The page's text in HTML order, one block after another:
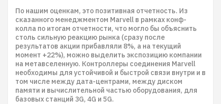
По нашим оценкам, это позитивная отчетность. Из
сказанного менеджментом Marvell в рамках конф-
колла по итогам отчетности, что могло бы объяснить
столь сильную реакцию рынка (сразу после
результатов акции прибавляли 8%, а на текущий
момент +22%), можно выделить экспозицию компании
на метавселенную. Контроллеры соединения Marvell
необходимы для устойчивой и быстрой связи внутри и в
том числе между дата-центрами, между диском
памяти и вычислительной частью оборудования, для
базовых станций 3G, 4G и 5G.